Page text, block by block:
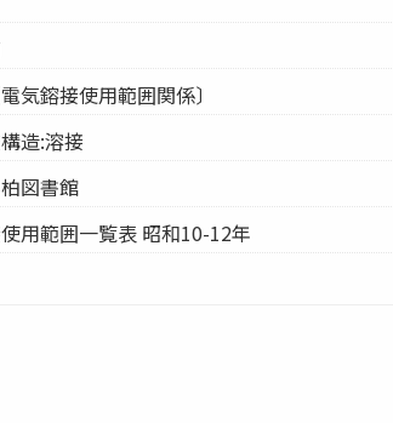
気鎔接使用範囲関係〕
造:溶接
図書館
用範囲一覧表 昭和10-12年